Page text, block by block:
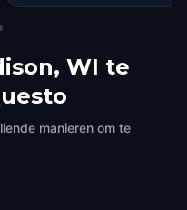
WI te
manieren om te